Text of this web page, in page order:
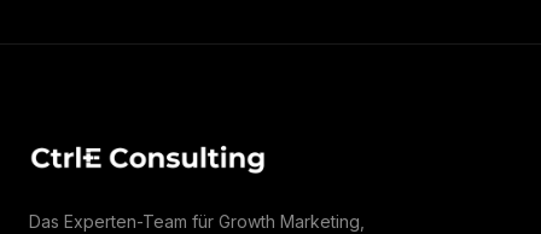
Das Experten-Team für Growth Marketing,